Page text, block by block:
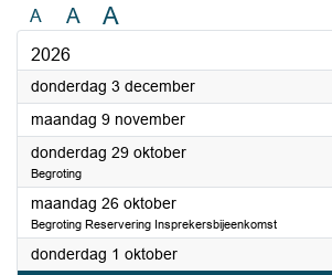
A A A
2026
donderdag 3 december2026
maandag 9 november2026
donderdag 29 oktober2026
Begroting
maandag 26 oktober2026
Begroting Reservering Insprekersbijeenkomst
donderdag 1 oktober2026